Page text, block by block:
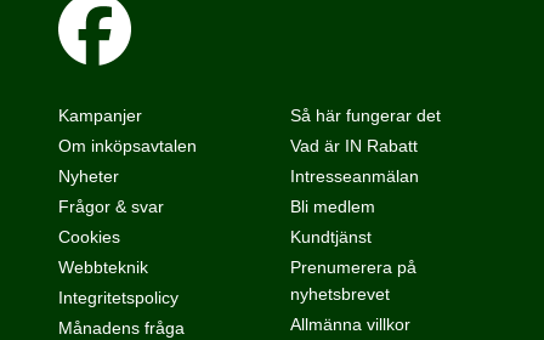
Kampanjer
Om inköpsavtalen
Nyheter
Frågor & svar
Så här fungerar det
Vad är IN Rabatt
Intresseanmälan
Bli medlem
Cookies
Webbteknik
Integritetspolicy
Månadens fråga
Kundtjänst
Prenumerera på
nyhetsbrevet
Allmänna villkor